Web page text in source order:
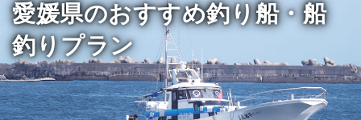
愛媛県のおすすめ釣り船・船
釣りプラン